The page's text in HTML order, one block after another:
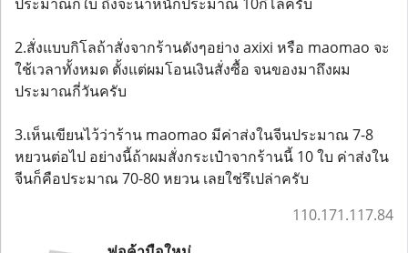
2.สั่งแบบกิโลถ้าสั่งจากร้านดังๆอย่าง axixi หรือ maomao จะ
ใช้เวลาทั้งหมด ตั้งแต่ผมโอนเงินสั่งซื้อ จนของมาถึงผม
ประมาณกี่วันครับ
3.เห็นเขียนไว้ว่าร้าน maomao มีค่าส่งในจีนประมาณ 7-8
หยวนต่อไป อย่างนี้ถ้าผมสั่งกระเป๋าจากร้านนี้ 10 ใบ ค่าส่งใน
จีนก็คือประมาณ 70-80 หยวน เลยใช่รึเปล่าครับ
110.171.117.84